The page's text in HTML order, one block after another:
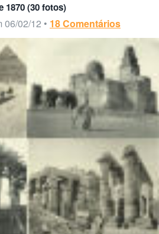
1870 (30 fotos)
06/02/12 • 18 Comentários